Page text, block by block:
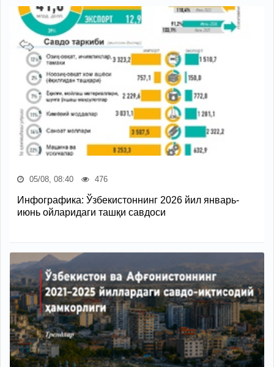
05/08, 08:40 476
Инфографика: Ўзбекистоннинг 2026 йил январь-
июнь ойларидаги ташқи савдоси